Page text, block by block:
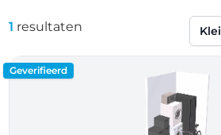
1 resultaten
Geverifieerd